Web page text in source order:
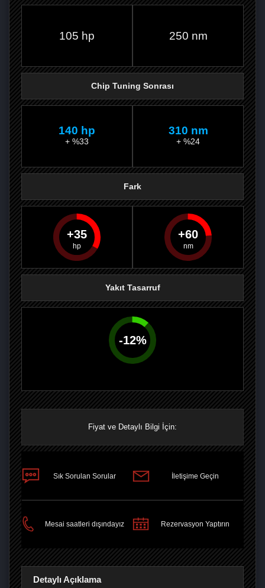
PAYLAŞPAYLAŞPLUS'TA
105 hp 250 nm
Chip Tuning Sonrası
140 hp
+ %33
310 nm
+ %24
Fark
35 60
Yakıt Tasarruf
-12%
Fiyat ve Detaylı Bilgi İçin:
Sık Sorulan Sorular İletişime Geçin
Mesai saatleri dışındayız Rezervasyon Yaptırın
Detaylı Açıklama